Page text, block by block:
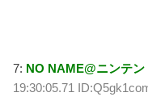
7: NO NAME@ニンテ
19:30:05.71